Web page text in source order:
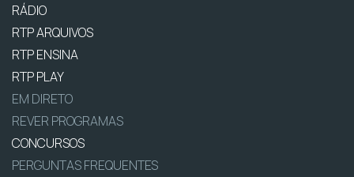
RÁDIO
RTP ARQUIVOS
RTP ENSINA
RTP PLAY
EM DIRETO
REVER PROGRAMAS
CONCURSOS
PERGUNTAS FREQUENTES